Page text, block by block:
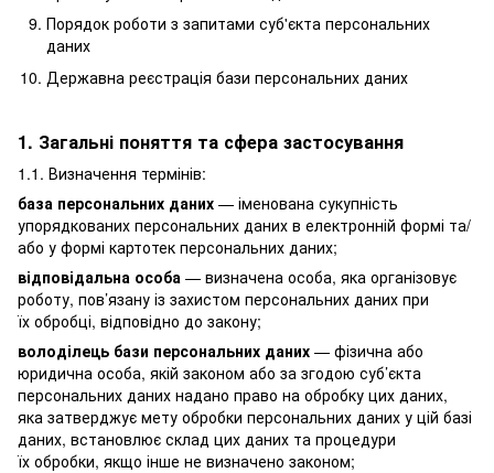
Порядок роботи з запитами суб'єкта персональних
даних
Державна реєстрація бази персональних даних
1. Загальні поняття та сфера застосування
1.1. Визначення термінів:
база персональних даних — іменована сукупність
упорядкованих персональних даних в електронній формі та/
або у формі картотек персональних даних;
відповідальна особа — визначена особа, яка організовує
роботу, пов’язану із захистом персональних даних при
їх обробці, відповідно до закону;
володілець бази персональних даних — фізична або
юридична особа, якій законом або за згодою суб’єкта
персональних даних надано право на обробку цих даних,
яка затверджує мету обробки персональних даних у цій базі
даних, встановлює склад цих даних та процедури
їх обробки, якщо інше не визначено законом;